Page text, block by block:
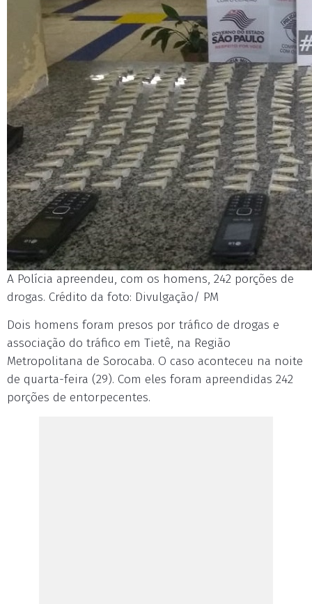
A Polícia apreendeu, com os homens, 242 porções de
drogas. Crédito da foto: Divulgação/ PM
Dois homens foram presos por tráfico de drogas e
associação do tráfico em Tietê, na Região
Metropolitana de Sorocaba. O caso aconteceu na noite
de quarta-feira (29). Com eles foram apreendidas 242
porções de entorpecentes.